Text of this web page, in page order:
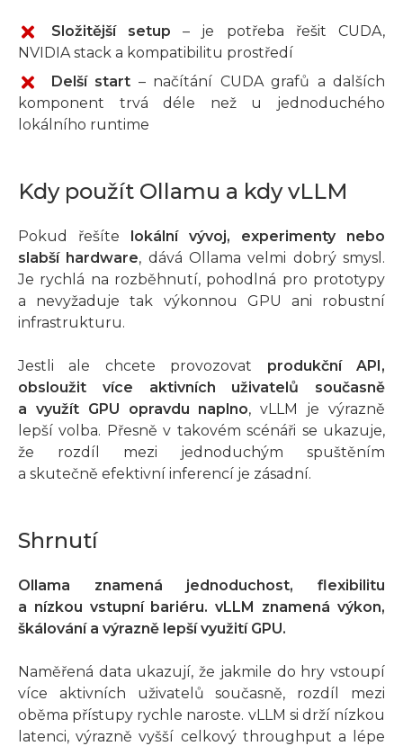
Ne Složitější setup – je potřeba řešit CUDA,
NVIDIA stack a kompatibilitu prostředí
Ne
Delší start – načítání CUDA grafů a dalších
komponent trvá déle než u jednoduchého
lokálního runtime
Kdy použít Ollamu a kdy vLLM
Pokud řešíte lokální vývoj, experimenty nebo
slabší hardware, dává Ollama velmi dobrý smysl.
Je rychlá na rozběhnutí, pohodlná pro prototypy
a nevyžaduje tak výkonnou GPU ani robustní
infrastrukturu.
Jestli ale chcete provozovat produkční API,
obsloužit více aktivních uživatelů současně
a využít GPU opravdu naplno, vLLM je výrazně
lepší volba. Přesně v takovém scénáři se ukazuje,
že rozdíl mezi jednoduchým spuštěním
a skutečně efektivní inferencí je zásadní.
Shrnutí
Ollama znamená jednoduchost, flexibilitu
a nízkou vstupní bariéru. vLLM znamená výkon,
škálování a výrazně lepší využití GPU.
Naměřená data ukazují, že jakmile do hry vstoupí
více aktivních uživatelů současně, rozdíl mezi
oběma přístupy rychle naroste. vLLM si drží nízkou
latenci, výrazně vyšší celkový throughput a lépe